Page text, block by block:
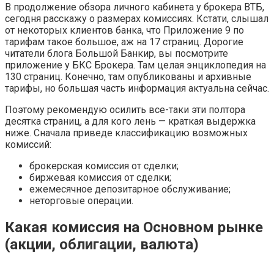
В продолжение обзора личного кабинета у брокера ВТБ,
сегодня расскажу о размерах комиссиях. Кстати, слышал
от некоторых клиентов банка, что Приложение 9 по
тарифам такое большое, аж на 17 страниц. Дорогие
читатели блога Большой Банкир, вы посмотрите
приложение у БКС Брокера. Там целая энциклопедия на
130 страниц. Конечно, там опубликованы и архивные
тарифы, но большая часть информация актуальна сейчас.
Поэтому рекомендую осилить все-таки эти полтора
десятка страниц, а для кого лень — краткая выдержка
ниже. Сначала приведе классификацию возможных
комиссий:
брокерская комиссия от сделки;
биржевая комиссия от сделки;
ежемесячное депозитарное обслуживание;
неторговые операции.
Какая комиссия на Основном рынке
(акции, облигации, валюта)